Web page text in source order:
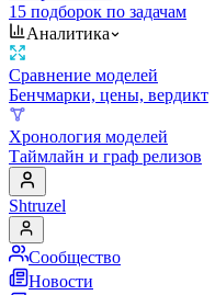
15 подборок по задачам
Аналитика
Сравнение моделей
Бенчмарки, цены, вердикт
Хронология моделей
Таймлайн и граф релизов
Shtruzel
Сообщество
Новости